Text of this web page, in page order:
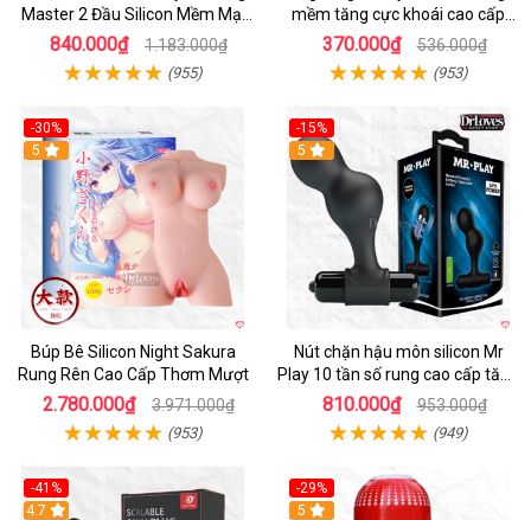
Master 2 Đầu Silicon Mềm Mại
Tiện Lợi
840.000₫ 1.183.000₫
(955)
mềm tăng cực khoái cao cấp
chính hãng
370.000₫ 536.000₫
(953)
-30%
Hot
5
Búp Bê Silicon Night Sakura
Rung Rên Cao Cấp Thơm Mượt
2.780.000₫ 3.971.000₫
(953)
-15%
Hot
5
Nút chặn hậu môn silicon Mr
Play 10 tần số rung cao cấp tăng
khoái cảm
810.000₫ 953.000₫
(949)
-41%
Hot
4.7
-29%
5